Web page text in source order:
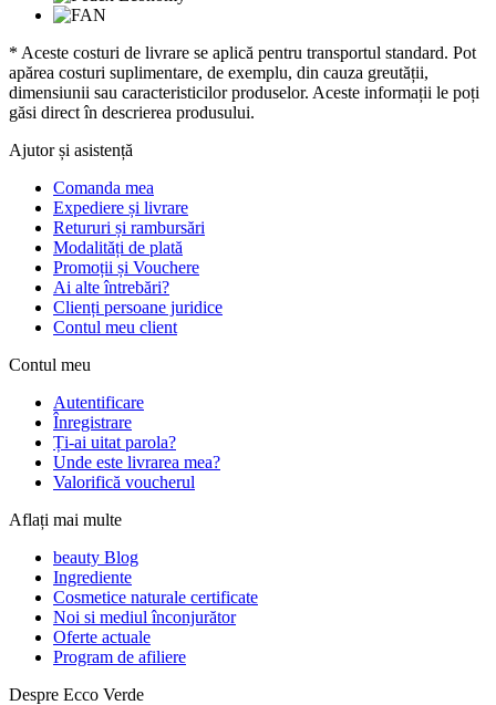
* Aceste costuri de livrare se aplică pentru transportul standard. Pot
apărea costuri suplimentare, de exemplu, din cauza greutății,
dimensiunii sau caracteristicilor produselor. Aceste informații le poți
găsi direct în descrierea produsului.
Ajutor și asistență
Comanda mea
Expediere și livrare
Retururi și rambursări
Modalități de plată
Promoții și Vouchere
Ai alte întrebări?
Clienți persoane juridice
Contul meu client
Contul meu
Autentificare
Înregistrare
Ți-ai uitat parola?
Unde este livrarea mea?
Valorifică voucherul
Aflați mai multe
beauty Blog
Ingrediente
Cosmetice naturale certificate
Noi si mediul înconjurător
Oferte actuale
Program de afiliere
Despre Ecco Verde